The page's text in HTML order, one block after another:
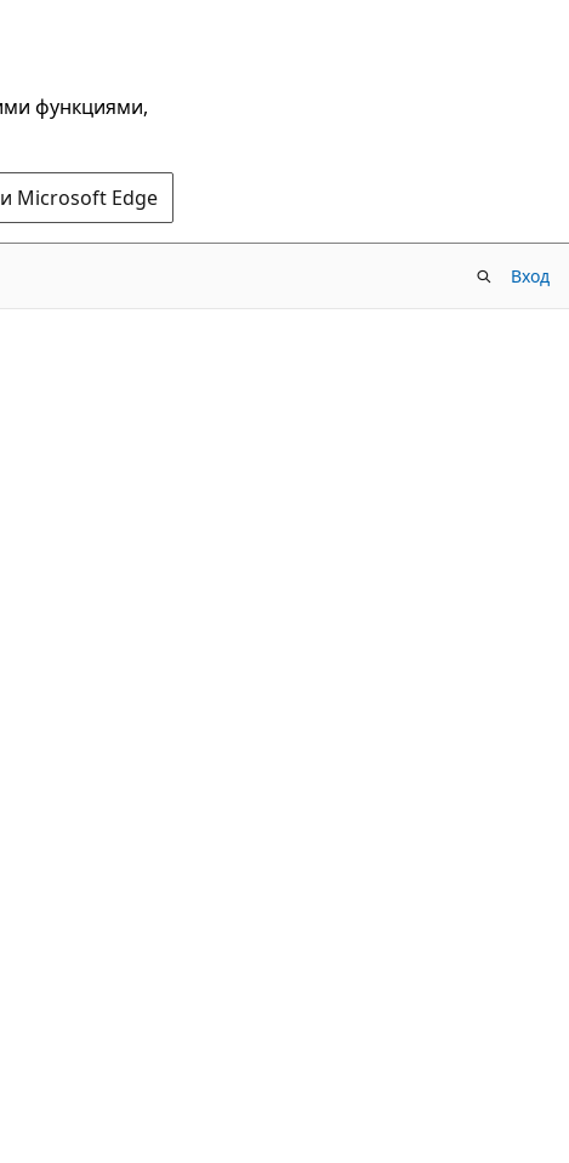
функциями,
Microsoft Edge
Вход